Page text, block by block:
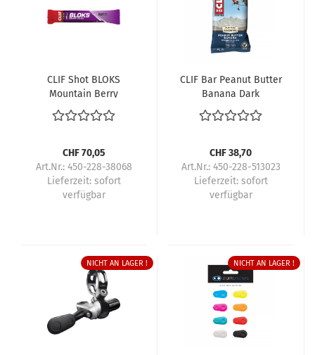
CLIF Shot BLOKS
Mountain Berry
CHF 70,05
Art.Nr.: 450-228-38068
Lieferzeit: sofort
verfügbar
CLIF Bar Peanut Butter
Banana Dark
Choccolate
CHF 38,70
Art.Nr.: 450-228-513023
Lieferzeit: sofort
verfügbar
NICHT AN LAGER ! NICHT AN LAGER !